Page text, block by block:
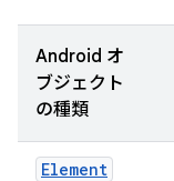
Android オ
ブジェクト
の種類
Element